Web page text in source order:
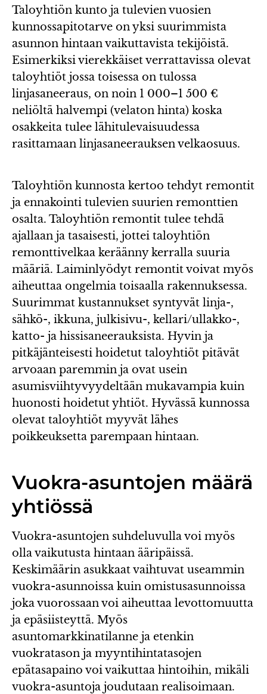
Taloyhtiön kunto ja tulevien vuosien
kunnossapitotarve on yksi suurimmista
asunnon hintaan vaikuttavista tekijöistä.
Esimerkiksi vierekkäiset verrattavissa olevat
taloyhtiöt jossa toisessa on tulossa
linjasaneeraus, on noin 1 000–1 500 €
neliöltä halvempi (velaton hinta) koska
osakkeita tulee lähitulevaisuudessa
rasittamaan linjasaneerauksen velkaosuus.
Taloyhtiön kunnosta kertoo tehdyt remontit
ja ennakointi tulevien suurien remonttien
osalta. Taloyhtiön remontit tulee tehdä
ajallaan ja tasaisesti, jottei taloyhtiön
remonttivelkaa keräänny kerralla suuria
määriä. Laiminlyödyt remontit voivat myös
aiheuttaa ongelmia toisaalla rakennuksessa.
Suurimmat kustannukset syntyvät linja-,
sähkö-, ikkuna, julkisivu-, kellari/ullakko-,
katto- ja hissisaneerauksista. Hyvin ja
pitkäjänteisesti hoidetut taloyhtiöt pitävät
arvoaan paremmin ja ovat usein
asumisviihtyvyydeltään mukavampia kuin
huonosti hoidetut yhtiöt. Hyvässä kunnossa
olevat taloyhtiöt myyvät lähes
poikkeuksetta parempaan hintaan.
Vuokra-asuntojen määrä
yhtiössä
Vuokra-asuntojen suhdeluvulla voi myös
olla vaikutusta hintaan ääripäissä.
Keskimäärin asukkaat vaihtuvat useammin
vuokra-asunnoissa kuin omistusasunnoissa
joka vuorossaan voi aiheuttaa levottomuutta
ja epäsiisteyttä. Myös
asuntomarkkinatilanne ja etenkin
vuokratason ja myyntihintatasojen
epätasapaino voi vaikuttaa hintoihin, mikäli
vuokra-asuntoja joudutaan realisoimaan.